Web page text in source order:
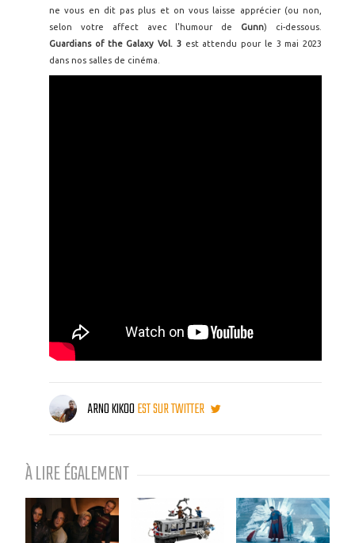
ne vous en dit pas plus et on vous laisse apprécier (ou non,
selon votre affect avec l'humour de Gunn) ci-dessous.
Guardians of the Galaxy Vol. 3 est attendu pour le 3 mai 2023
dans nos salles de cinéma.
ARNO KIKOOEST SUR TWITTER
À LIRE ÉGALEMENT